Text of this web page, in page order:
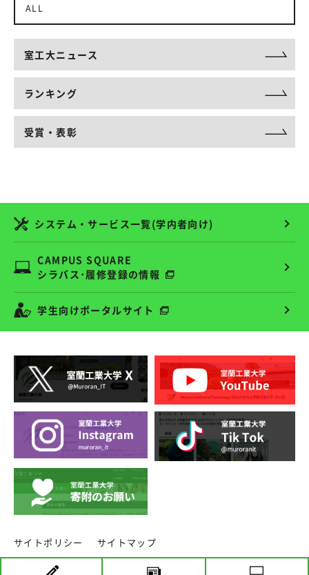
ALL
室工大ニュース
ランキング
受賞・表彰
システム・サービス一覧(学内者向け)
CAMPUS SQUARE
シラバス･履修登録の情報
学生向けポータルサイト
サイトポリシー サイトマップ
copyright ⓒ MURORAN INSTITUTE OF TECHNOLOGY.